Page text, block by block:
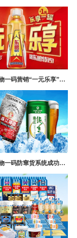
东鹏特饮一物一码营销“一元乐享”案例分析
珠江啤酒一物一码防窜货系统成功案例